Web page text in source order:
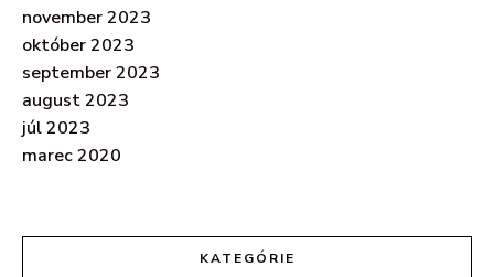
november 2023
október 2023
september 2023
august 2023
júl 2023
marec 2020
KATEGÓRIE